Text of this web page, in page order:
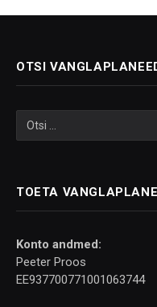
OTSI
TOETA
Konto andmed:
Peeter Proos
EE937700771001063744